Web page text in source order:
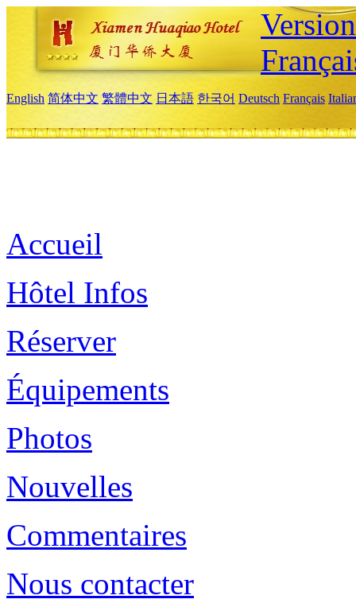
English 简体中文 繁體中文 日本語 한국어 Deutsch Français
Accueil
Hôtel Infos
Réserver
Équipements
Photos
Nouvelles
Commentaires
Nous contacter